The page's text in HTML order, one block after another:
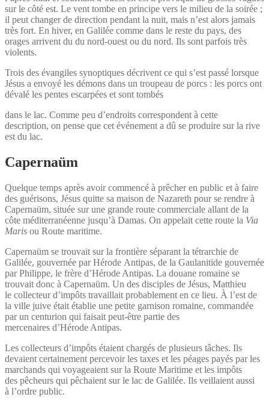
sur le côté est. Le vent tombe en principe vers le milieu de la soirée ;
il peut changer de direction pendant la nuit, mais n’est alors jamais
très fort. En hiver, en Galilée comme dans le reste du pays, des
orages arrivent du du nord-ouest ou du nord. Ils sont parfois très
violents.
Trois des évangiles synoptiques décrivent ce qui s’est passé lorsque
Jésus a envoyé les démons dans un troupeau de porcs : les porcs ont
dévalé les pentes escarpées et sont tombés
dans le lac. Comme peu d’endroits correspondent à cette
description, on pense que cet événement a dû se produire sur la rive
est du lac.
Capernaüm
Quelque temps après avoir commencé à prêcher en public et à faire
des guérisons, Jésus quitte sa maison de Nazareth pour se rendre à
Capernaüm, située sur une grande route commerciale allant de la
côte méditerranéenne jusqu’à Damas. On appelait cette route la Via
Maris ou Route maritime.
Capernaüm se trouvait sur la frontière séparant la tétrarchie de
Galilée, gouvernée par Hérode Antipas, de la Gaulanitide gouvernée
par Philippe, le frère d’Hérode Antipas. La douane romaine se
trouvait donc à Capernaüm. Un des disciples de Jésus, Matthieu
le collecteur d’impôts travaillait probablement en ce lieu. À l’est de
la ville juive était établie une petite garnison romaine, commandée
par un centurion qui faisait peut-être partie des
mercenaires d’Hérode Antipas.
Les collecteurs d’impôts étaient chargés de plusieurs tâches. Ils
devaient certainement percevoir les taxes et les péages payés par les
marchands qui voyageaient sur la Route Maritime et les impôts
des pêcheurs qui pêchaient sur le lac de Galilée. Ils veillaient aussi
à l’ordre public.